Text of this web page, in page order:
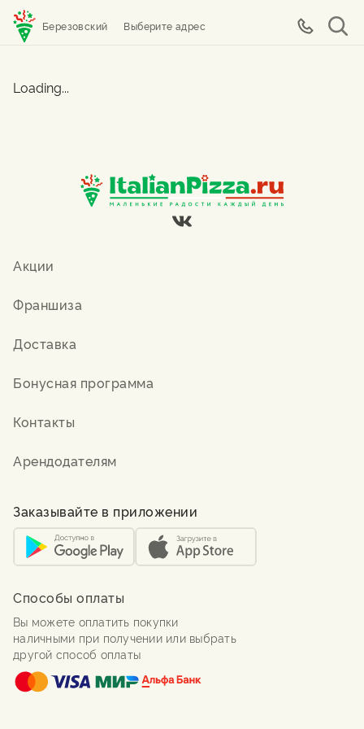
Березовский Выберите адрес
Loading...
Акции
Франшиза
Доставка
Бонусная программа
Контакты
Арендодателям
Заказывайте в приложении
Способы оплаты
Вы можете оплатить покупки
наличными при получении или выбрать
другой способ оплаты